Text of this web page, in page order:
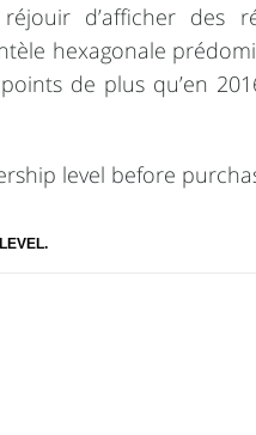
d’afficher des
hexagonale
de plus qu’en
level before